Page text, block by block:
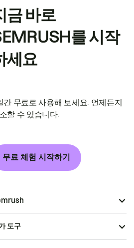
금 바로
를 시작
세요
간 무료로 사용해 보세요. 언제든지
할 수 있습니다.
무료 체험 시작하기
도구